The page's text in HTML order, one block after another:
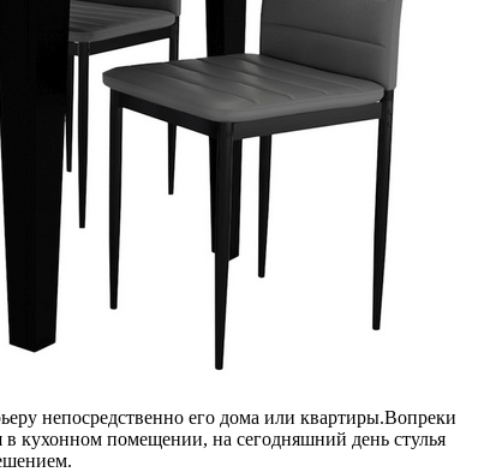
непосредственно его дома или квартиры.Вопреки
в кухонном помещении, на сегодняшний день стулья